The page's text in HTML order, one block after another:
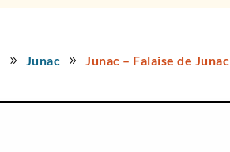
9 Junac 9 Junac – Falaise de Junac